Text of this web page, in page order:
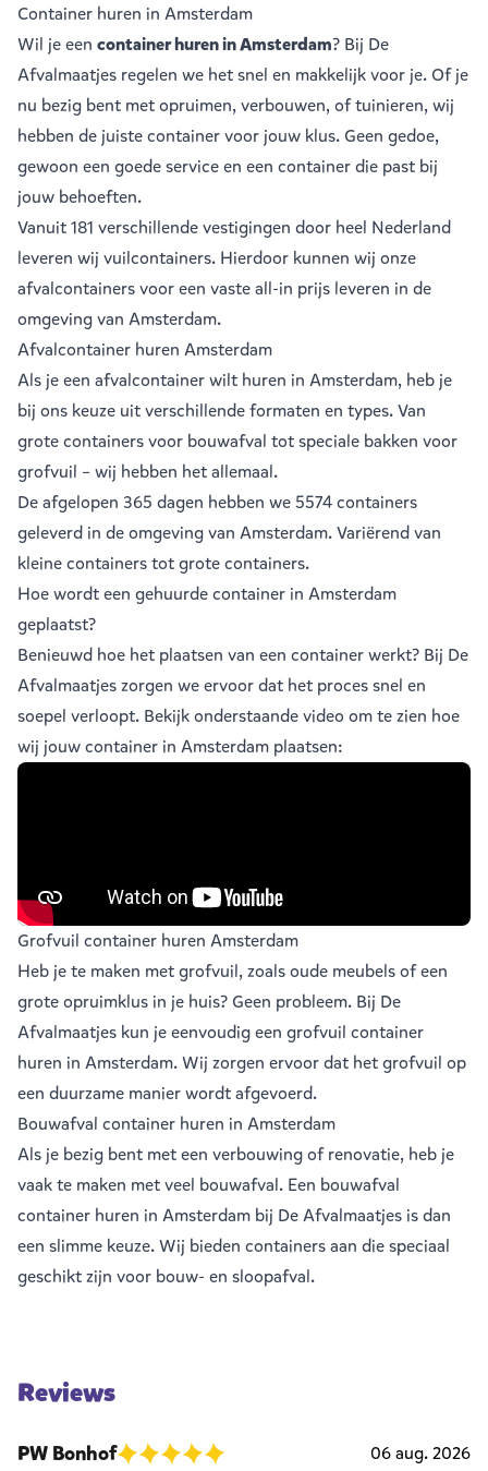
Container huren in Amsterdam
Wil je een container huren in Amsterdam? Bij De
Afvalmaatjes regelen we het snel en makkelijk voor je. Of je
nu bezig bent met opruimen, verbouwen, of tuinieren, wij
hebben de juiste container voor jouw klus. Geen gedoe,
gewoon een goede service en een container die past bij
jouw behoeften.
Vanuit181 verschillende vestigingen door heel Nederland
leveren wij vuilcontainers. Hierdoor kunnen wij onze
afvalcontainers voor een vaste all-in prijs leveren in de
omgeving van Amsterdam.
Afvalcontainer huren Amsterdam
Als je een afvalcontainerwilt huren in Amsterdam, heb je
bij ons keuze uit verschillende formaten en types. Van
grote containers voor bouwafval tot speciale bakken voor
grofvuil – wij hebben het allemaal.
De afgelopen 365 dagen hebben we 5574 containers
geleverd in de omgeving van Amsterdam. Variërend van
kleine containerstotgrote containers.
Hoe wordt een gehuurde container in Amsterdam
geplaatst?
Benieuwd hoe het plaatsen van een container werkt? Bij De
Afvalmaatjes zorgen we ervoor dat het proces snel en
soepel verloopt. Bekijk onderstaande video om te zien hoe
wij jouw container in Amsterdam plaatsen:
Grofvuil container huren Amsterdam
Heb je te maken met grofvuil, zoals oude meubels of een
grote opruimklus in je huis? Geen probleem. Bij De
Afvalmaatjes kun je eenvoudig een grofvuil container
huren in Amsterdam. Wij zorgen ervoor dat het grofvuil op
een duurzame manier wordt afgevoerd.
Bouwafval container huren in Amsterdam
Als je bezig bent met een verbouwing of renovatie, heb je
vaak te maken met veel bouwafval. Een bouwafval
container huren in Amsterdam bij De Afvalmaatjes is dan
een slimme keuze. Wij bieden containers aan die speciaal
geschikt zijn voor bouw- en sloopafval.
Reviews
PW Bonhof
06 aug. 2026